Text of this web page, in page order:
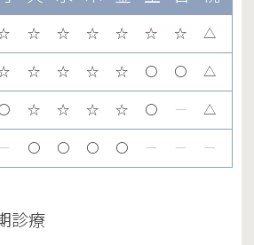
☆ ☆ ☆ ☆ ☆ ☆ △
☆ ☆ ☆ ☆ 〇 〇 △
☆ ☆ ☆ ☆ 〇 ー △
ー 〇 〇 〇 〇 ー ー ー
診療